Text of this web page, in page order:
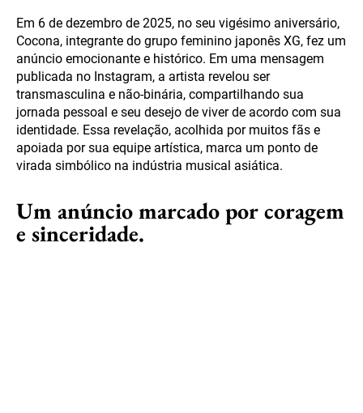
Em 6 de dezembro de 2025, no seu vigésimo aniversário,
Cocona, integrante do grupo feminino japonês XG, fez um
anúncio emocionante e histórico. Em uma mensagem
publicada no Instagram, a artista revelou ser
transmasculina e não-binária, compartilhando sua
jornada pessoal e seu desejo de viver de acordo com sua
identidade. Essa revelação, acolhida por muitos fãs e
apoiada por sua equipe artística, marca um ponto de
virada simbólico na indústria musical asiática.
Um anúncio marcado por coragem
e sinceridade.